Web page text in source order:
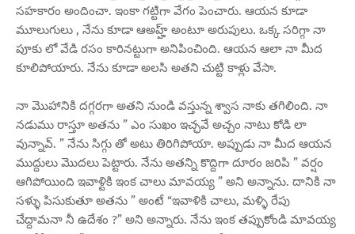
సహకారం అందించా. ఇంకా గట్టిగా వేగం పెంచారు. ఆయన కూడా
మూలుగులు , నేను కూడా ఆఅహ్హ్ అంటూ అరుపులు. ఒక్క సరిగ్గా నా
పూకు లో వేడి రసం కారినట్టుగా అనిపించింది. ఆయన ఆలా నా మీద
కూలిపోయారు. నేను కూడా అలసి అతని చుట్టి కాళ్లు వేసా.
నా మొహానికి దగ్గరగా అతని నుండి వస్తున్న శ్వాస నాకు తగిలింది. నా
నడుము రాస్తూ అతను ” ఎం సుఖం ఇచ్ఛవే అచ్చం నాటు కోడి లా
వున్నావ్. ” నేను సిగ్గు తో అటు తిరిగిపోయా. అప్పుడు నా మీద ఆయన
ముద్దులు మొదలు పెట్టారు. నేను అతన్ని కొద్దిగా దూరం జరిపి ” వర్షం
ఆగిపోయింది ఇవాళ్టికి ఇంక చాలు మావయ్య ” అని అన్నాను. దానికి నా
సళ్ళు పిసుకుతూ అతను ” అంటే “ఇవాళికి చాలు, మళ్ళి రేపు
చేద్దామనా నీ ఉదేశం ?” అని అన్నారు. నేను ఇంక తప్పుకోండి మావయ్య